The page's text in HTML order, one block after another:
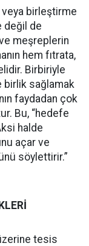
birleştirme
değil de
meşreplerin
hem fıtrata,
Birbiriyle
birlik sağlamak
faydadan çok
Bu, “hedefe
halde
açar ve
söylettirir.”
tesis